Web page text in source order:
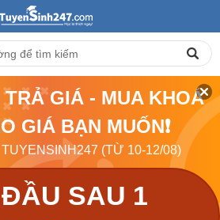
GIÁ - MUA KHOÁ
GIÁ BẠN MUỐN❗
(TỪ 10-12/08)
SAU 1